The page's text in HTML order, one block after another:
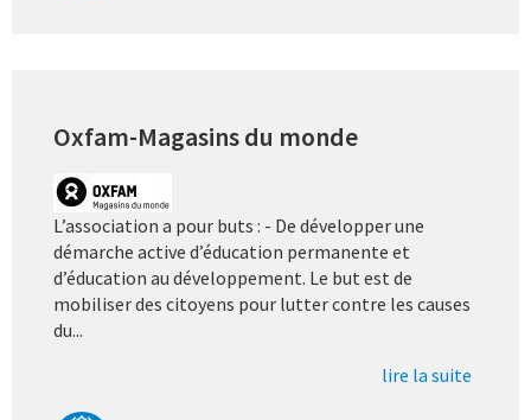
Oxfam-Magasins du monde
L’association a pour buts : - De développer une
démarche active d’éducation permanente et
d’éducation au développement. Le but est de
mobiliser des citoyens pour lutter contre les causes
du...
lire la suite